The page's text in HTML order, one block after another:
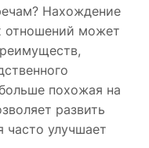
Нахождение
отношений может
похожая на
развить
часто улучшает